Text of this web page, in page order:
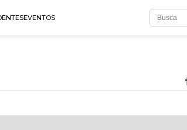
EVENTOS